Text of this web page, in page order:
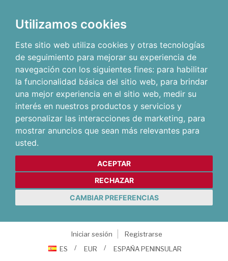
Utilizamos cookies
Este sitio web utiliza cookies y otras tecnologías
de seguimiento para mejorar su experiencia de
navegación con los siguientes fines: para habilitar
la funcionalidad básica del sitio web, para brindar
una mejor experiencia en el sitio web, medir su
interés en nuestros productos y servicios y
personalizar las interacciones de marketing, para
mostrar anuncios que sean más relevantes para
usted.
ACEPTAR
RECHAZAR
CAMBIAR PREFERENCIAS
Iniciar sesión
Registrarse
ES
EUR ESPAÑA PENINSULAR